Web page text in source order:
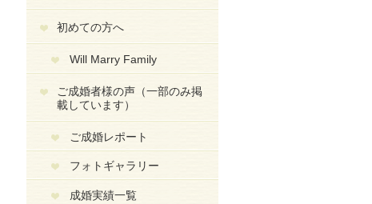
初めての方へ
Will Marry Family
ご成婚者様の声（一部のみ掲
載しています）
ご成婚レポート
フォトギャラリー
成婚実績一覧